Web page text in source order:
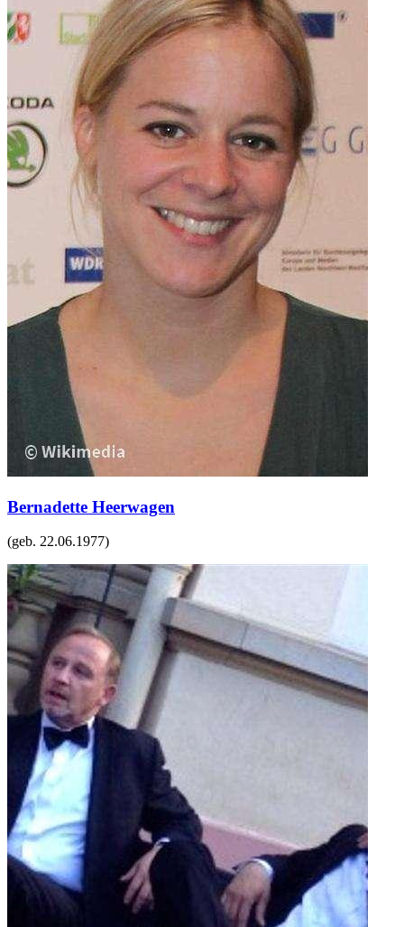
Bernadette Heerwagen
(geb. 22.06.1977)